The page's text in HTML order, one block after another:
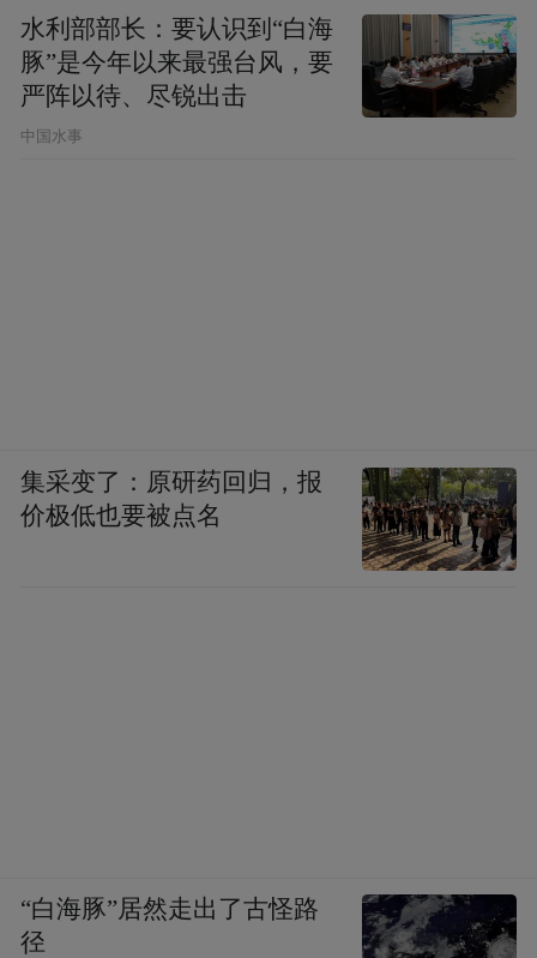
水利部部长：要认识到“白海
豚”是今年以来最强台风，要
严阵以待、尽锐出击
中国水事
集采变了：原研药回归，报
价极低也要被点名
“白海豚”居然走出了古怪路
径